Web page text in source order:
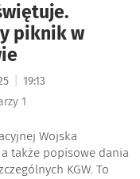
piknik w
19:13
1
Wojska
także popisowe dania
KGW. To